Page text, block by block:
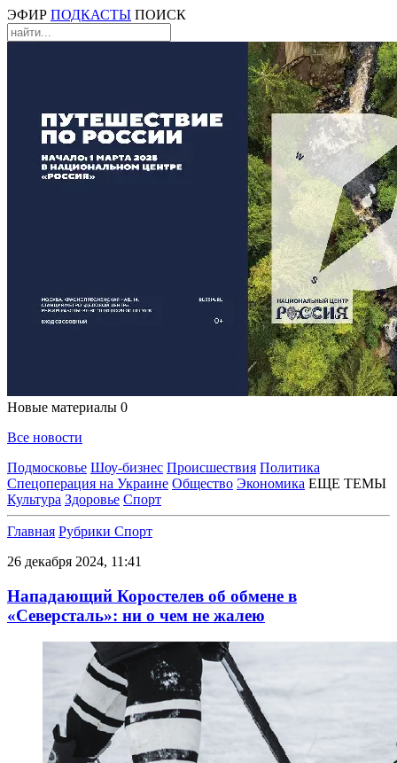
ЭФИР ПОДКАСТЫ ПОИСК
Новые материалы 0
Все новости
Подмосковье Шоу-бизнес Происшествия Политика
Спецоперация на Украине Общество Экономика ЕЩЕ ТЕМЫ
Культура Здоровье Спорт
Главная Рубрики Спорт
26 декабря 2024, 11:41
Нападающий Коростелев об обмене в
«Северсталь»: ни о чем не жалею